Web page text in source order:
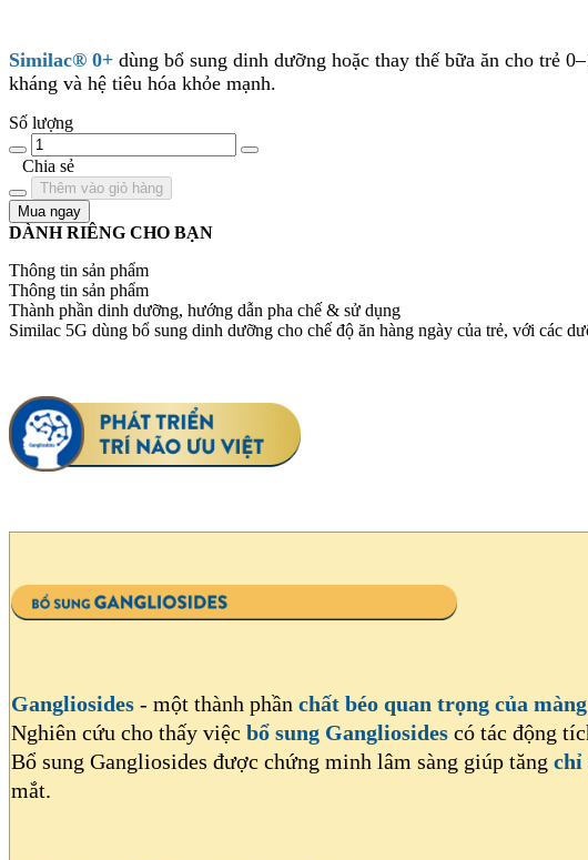
Similac® 0+ dùng bổ sung dinh dưỡng hoặc thay thế bữa ăn cho trẻ
kháng và hệ tiêu hóa khỏe mạnh.
Số lượng
Chia sẻ
Thêm vào giỏ hàng
Mua ngay
DÀNH RIÊNG CHO BẠN
Thông tin sản phẩm
Thông tin sản phẩm
Thành phần dinh dưỡng, hướng dẫn pha chế & sử dụng
Similac 5G dùng bổ sung dinh dưỡng cho chế độ ăn hàng ngày của trẻ, với các
Gangliosides - một thành phần chất béo quan trọng của
Nghiên cứu cho thấy việc bổ sung Gangliosides có tác động
Bổ sung Gangliosides được chứng minh lâm sàng giúp tăng chỉ
mắt.